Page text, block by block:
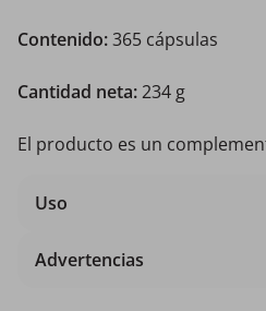
Contenido:365 cápsulas
Cantidad neta:234 g
El producto es un
Uso
Advertencias